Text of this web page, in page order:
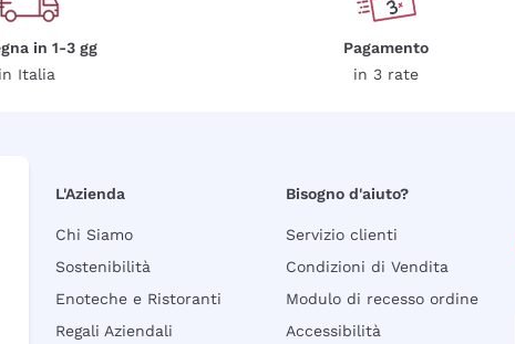
in 1-3 gg
in Italia
Pagamento
in 3 rate
L'Azienda
Chi Siamo
Sostenibilità
Enoteche e Ristoranti
Regali Aziendali
Bisogno d'aiuto?
Servizio clienti
Condizioni di Vendita
Modulo di recesso ordine
Accessibilità